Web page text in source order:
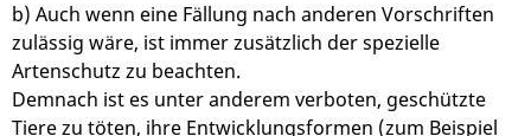
b) Auch wenn eine Fällung nach anderen Vorschriften
zulässig wäre, ist immer zusätzlich der spezielle
Artenschutz zu beachten.
Demnach ist es unter anderem verboten, geschützte
Tiere zu töten, ihre Entwicklungsformen (zum Beispiel